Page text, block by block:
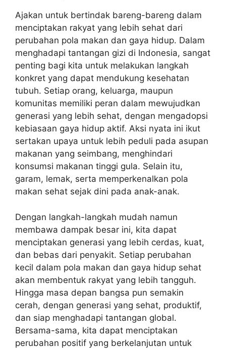
Ajakan untuk bertindak bareng-bareng dalam
menciptakan rakyat yang lebih sehat dari
perubahan pola makan dan gaya hidup. Dalam
menghadapi tantangan gizi di Indonesia, sangat
penting bagi kita untuk melakukan langkah
konkret yang dapat mendukung kesehatan
tubuh. Setiap orang, keluarga, maupun
komunitas memiliki peran dalam mewujudkan
generasi yang lebih sehat, dengan mengadopsi
kebiasaan gaya hidup aktif. Aksi nyata ini ikut
sertakan upaya untuk lebih peduli pada asupan
makanan yang seimbang, menghindari
konsumsi makanan tinggi gula. Selain itu,
garam, lemak, serta memperkenalkan pola
makan sehat sejak dini pada anak-anak.
Dengan langkah-langkah mudah namun
membawa dampak besar ini, kita dapat
menciptakan generasi yang lebih cerdas, kuat,
dan bebas dari penyakit. Setiap perubahan
kecil dalam pola makan dan gaya hidup sehat
akan membentuk rakyat yang lebih tangguh.
Hingga masa depan bangsa pun semakin
cerah, dengan generasi yang sehat, produktif,
dan siap menghadapi tantangan global.
Bersama-sama, kita dapat menciptakan
perubahan positif yang berkelanjutan untuk